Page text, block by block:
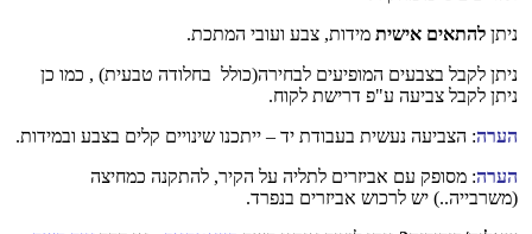
צבע ועובי המתכת.
לבחירה(כולל בחלודה טבעית) , כמו כן
לקוח.
יד – ייתכנו שינויים קלים בצבע ובמידות.
לתליה על הקיר, להתקנה כמחיצה
בנפרד.